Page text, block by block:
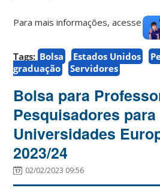
Para mais informações, acesse
Tags: Bolsa Estados Unidos
graduação
Servidores
Bolsa para
Pesquisadores para
Universidades
2023/24
02/02/2023 09:56